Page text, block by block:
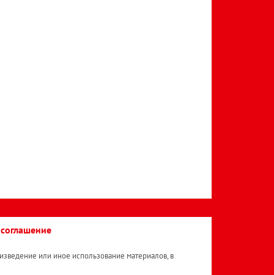
или иное использование материалов, в